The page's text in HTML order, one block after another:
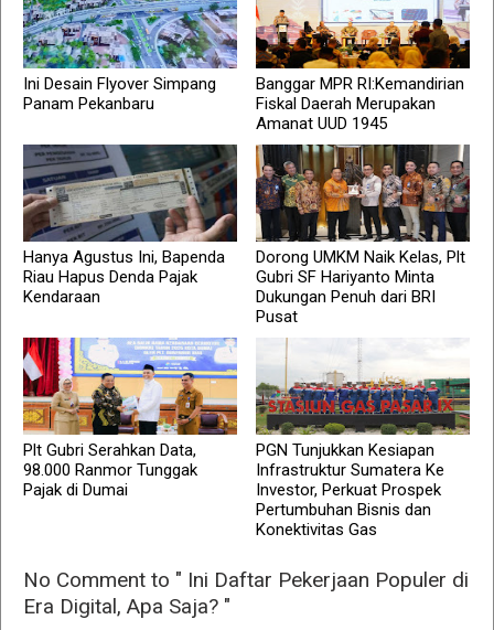
Ini Desain Flyover Simpang
Panam Pekanbaru
Banggar MPR RI:Kemandirian
Fiskal Daerah Merupakan
Amanat UUD 1945
Hanya Agustus Ini, Bapenda
Riau Hapus Denda Pajak
Kendaraan
Dorong UMKM Naik Kelas, Plt
Gubri SF Hariyanto Minta
Dukungan Penuh dari BRI
Pusat
Plt Gubri Serahkan Data,
98.000 Ranmor Tunggak
Pajak di Dumai
PGN Tunjukkan Kesiapan
Infrastruktur Sumatera Ke
Investor, Perkuat Prospek
Pertumbuhan Bisnis dan
Konektivitas Gas
No Comment to " Ini Daftar Pekerjaan Populer di
Era Digital, Apa Saja? "